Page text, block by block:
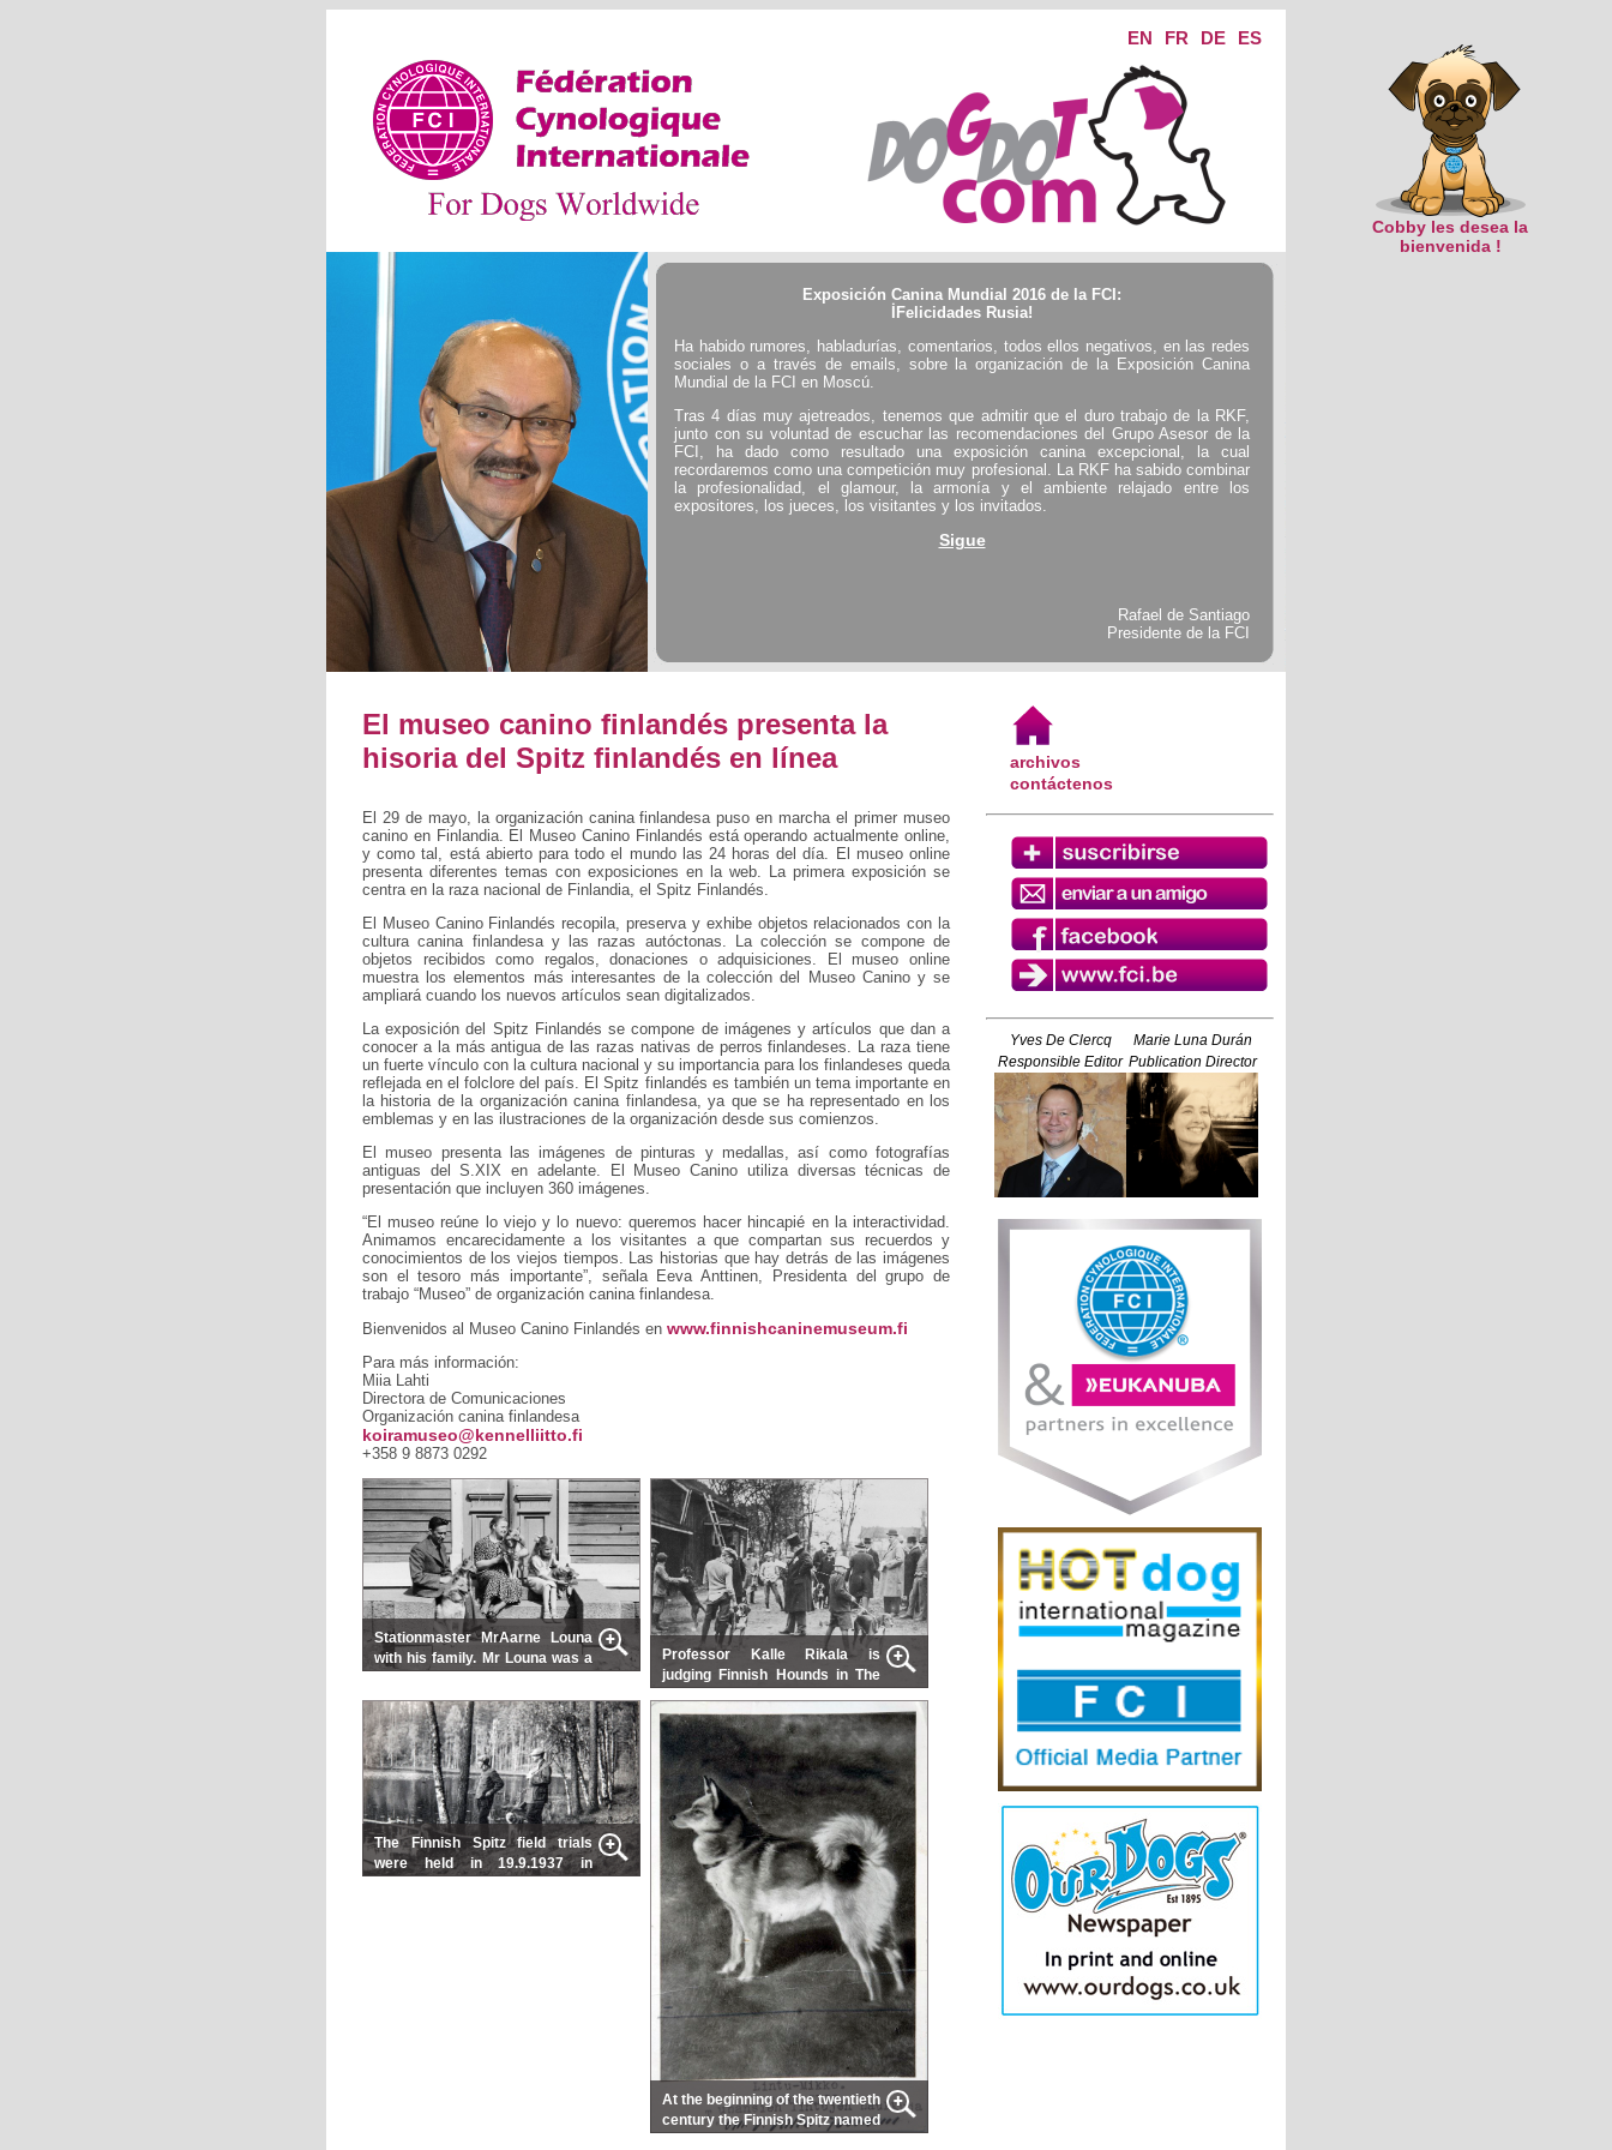
EN FR DE ES
Cobby les desea la
bienvenida !
Exposición Canina Mundial 2016 de la FCI:
İFelicidades Rusia!
Ha habido rumores, habladurías, comentarios, todos ellos negativos, en las redes
sociales o a través de emails, sobre la organización de la Exposición Canina
Mundial de la FCI en Moscú.
Tras 4 días muy ajetreados, tenemos que admitir que el duro trabajo de la RKF,
junto con su voluntad de escuchar las recomendaciones del Grupo Asesor de la
FCI, ha dado como resultado una exposición canina excepcional, la cual
recordaremos como una competición muy profesional. La RKF ha sabido combinar
la profesionalidad, el glamour, la armonía y el ambiente relajado entre los
expositores, los jueces, los visitantes y los invitados.
Sigue
Rafael de Santiago
Presidente de la FCI
El museo canino finlandés presenta la
hisoria del Spitz finlandés en línea
El 29 de mayo, la organización canina finlandesa puso en marcha el primer museo
canino en Finlandia. El Museo Canino Finlandés está operando actualmente online,
y como tal, está abierto para todo el mundo las 24 horas del día. El museo online
presenta diferentes temas con exposiciones en la web. La primera exposición se
centra en la raza nacional de Finlandia, el Spitz Finlandés.
El Museo Canino Finlandés recopila, preserva y exhibe objetos relacionados con la
cultura canina finlandesa y las razas autóctonas. La colección se compone de
objetos recibidos como regalos, donaciones o adquisiciones. El museo online
muestra los elementos más interesantes de la colección del Museo Canino y se
ampliará cuando los nuevos artículos sean digitalizados.
La exposición del Spitz Finlandés se compone de imágenes y artículos que dan a
conocer a la más antigua de las razas nativas de perros finlandeses. La raza tiene
un fuerte vínculo con la cultura nacional y su importancia para los finlandeses queda
reflejada en el folclore del país. El Spitz finlandés es también un tema importante en
la historia de la organización canina finlandesa, ya que se ha representado en los
emblemas y en las ilustraciones de la organización desde sus comienzos.
El museo presenta las imágenes de pinturas y medallas, así como fotografías
antiguas del S.XIX en adelante. El Museo Canino utiliza diversas técnicas de
presentación que incluyen 360 imágenes.
“El museo reúne lo viejo y lo nuevo: queremos hacer hincapié en la interactividad.
Animamos encarecidamente a los visitantes a que compartan sus recuerdos y
conocimientos de los viejos tiempos. Las historias que hay detrás de las imágenes
son el tesoro más importante”, señala Eeva Anttinen, Presidenta del grupo de
trabajo “Museo” de organización canina finlandesa.
Bienvenidos al Museo Canino Finlandés en www.finnishcaninemuseum.fi
Para más información:
Miia Lahti
Directora de Comunicaciones
Organización canina finlandesa
koiramuseo@kennelliitto.fi
+358 9 8873 0292
Stationmaster MrAarne Louna
with his family. Mr Louna was a
the 40's
Professor Kalle Rikala is
judging Finnish Hounds in The
Suomen Kennelklubi) dog show in 6-8
May 1921
The Finnish Spitz field trials
were held in 19.9.1937 in
At the beginning of the twentieth
century the Finnish Spitz named
archivos
contáctenos
Yves De Clercq
Responsible Editor
Marie Luna Durán
Publication Director